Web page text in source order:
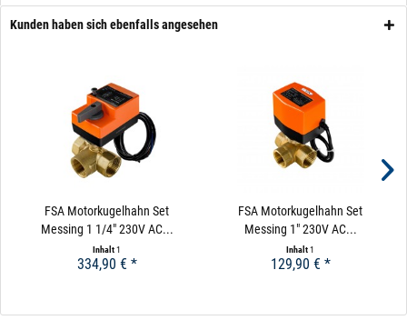
Kunden haben sich ebenfalls angesehen
FSA Motorkugelhahn Set
Messing 1 1/4" 230V AC...
Inhalt1
334,90 € *
FSA Motorkugelhahn Set
Messing 1" 230V AC...
Inhalt1
129,90 € *